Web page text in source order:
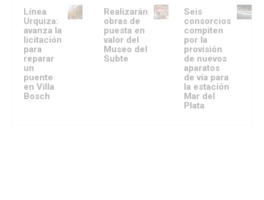
Línea
Urquiza:
avanza la
licitación
para
reparar
un
puente
en Villa
Bosch
Realizarán
obras de
puesta en
valor del
Museo del
Subte
Seis
consorcios
compiten
por la
provisión
de nuevos
aparatos
de vía para
la estación
Mar del
Plata